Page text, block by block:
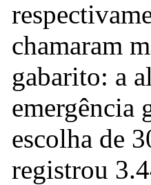
chamaram
gabarito: a
emergência
escolha de
registrou